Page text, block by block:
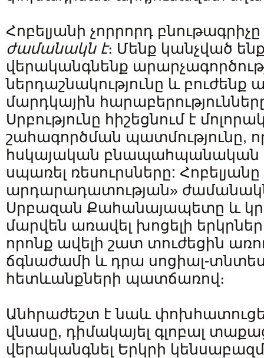
Հոբելյանի չորրորդ բնութագրիչը
ժամանակն է։ Մենք կանչված
վերականգնենք
ներդաշնակությունը և
մարդկային
Սրբությունը հիշեցնում է
շահագործման պատմությունը,
հսկայական
սպառել ռեսուրսները:
արդարադատության» ժամանակն
Սրբազան Քահանայապետը և
մարվեն առավել խոցելի
որոնք ավելի շատ տուժեցին
ճգնաժամի և դրա սոցիալ-
հետևանքների պատճառով։
Անհրաժեշտ է նաև
վնասը, դիմակայել գլոբալ
վերականգնել Երկրի